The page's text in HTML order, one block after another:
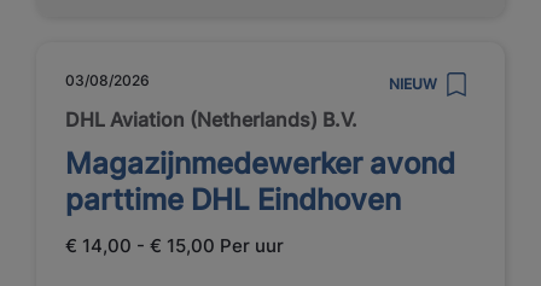
03/08/2026 NIEUW
DHL Aviation (Netherlands) B.V.
Magazijnmedewerker avond
parttime DHL Eindhoven
€ 14,00 - € 15,00 Per uur